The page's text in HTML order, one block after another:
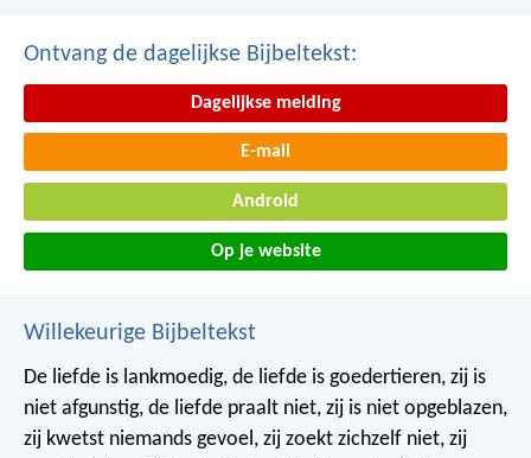
Ontvang de dagelijkse Bijbeltekst:
Dagelijkse melding
E-mail
Android
Op je website
Willekeurige Bijbeltekst
De liefde is lankmoedig, de liefde is goedertieren, zij is
niet afgunstig, de liefde praalt niet, zij is niet opgeblazen,
zij kwetst niemands gevoel, zij zoekt zichzelf niet, zij